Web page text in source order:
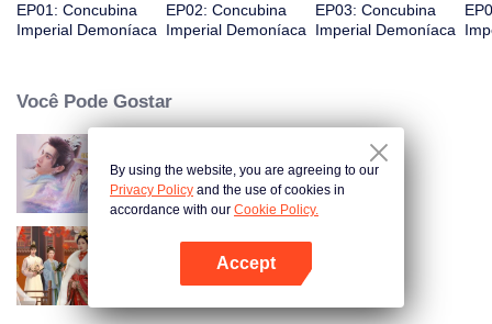
Abra o programa
EP01: Concubina
Imperial Demoníaca
EP02: Concubina
Imperial Demoníaca
EP03: Concubina
Imperial Demoníaca
Você Pode Gostar
As Deliberações do Amor
Gambito de palácio
By using the website, you are agreeing to our
Privacy Policy and the use of cookies in
accordance with our Cookie Policy.
Accept